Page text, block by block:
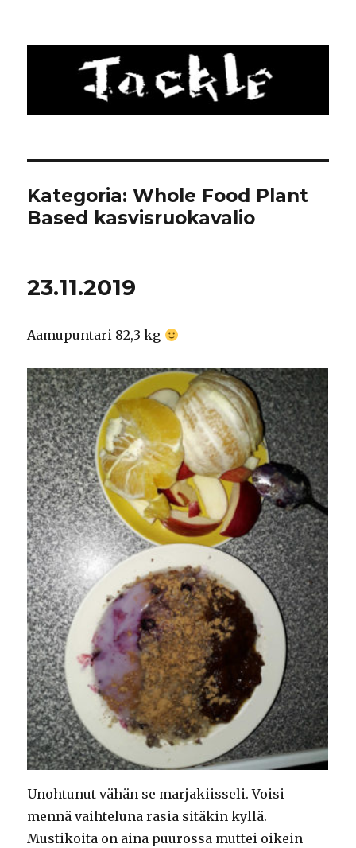
Tackle
Kategoria: Whole Food Plant
Based kasvisruokavalio
23.11.2019
Aamupuntari 82,3 kg
Unohtunut vähän se marjakiisseli. Voisi
mennä vaihteluna rasia sitäkin kyllä.
Mustikoita on aina puurossa muttei oikein